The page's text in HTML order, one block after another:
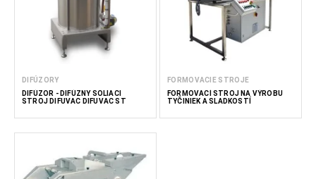
DIFÚZORY
DIFÚZOR - DIFÚZNY SOLIACI
STROJ DIFUVAC DIFUVAC ST
FORMOVACIE STROJE
FORMOVACÍ STROJ NA VÝROBU
TYČINIEK A SLADKOSTÍ